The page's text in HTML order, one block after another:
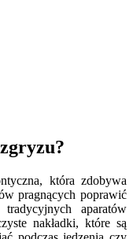
która zdobywa
pragnących poprawić
aparatów
nakładki, które są